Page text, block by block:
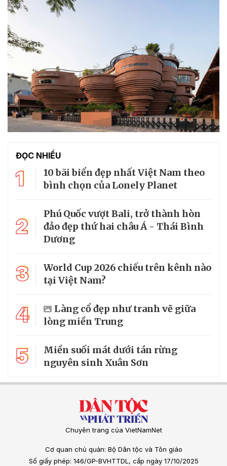
ĐỌC NHIỀU
1
10 bãi biển đẹp nhất Việt Nam theo
bình chọn của Lonely Planet
2
Phú Quốc vượt Bali, trở thành hòn
đảo đẹp thứ hai châu Á - Thái Bình
Dương
3
World Cup 2026 chiếu trên kênh nào
tại Việt Nam?
4
Làng cổ đẹp như tranh vẽ giữa
lòng miền Trung
5
Miền suối mát dưới tán rừng
nguyên sinh Xuân Sơn
Chuyên trang của VietNamNet
Cơ quan chủ quản: Bộ Dân tộc và Tôn giáo
Số giấy phép: 146/GP-BVHTTDL, cấp ngày 17/10/2025